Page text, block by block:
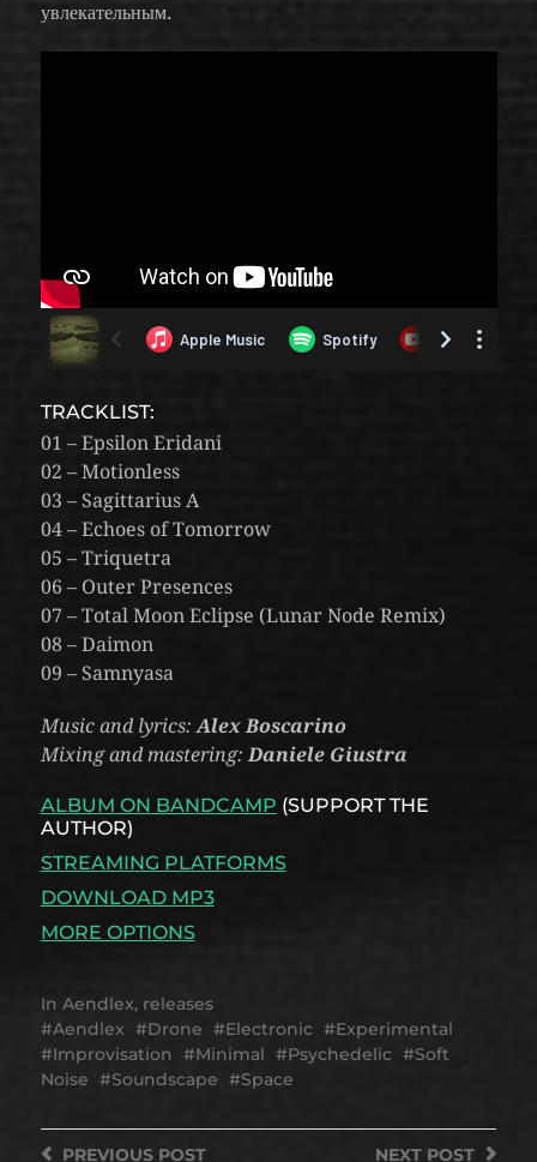
увлекательным.
TRACKLIST:
01 – Epsilon Eridani
02 – Motionless
03 – Sagittarius A
04 – Echoes of Tomorrow
05 – Triquetra
06 – Outer Presences
07 – Total Moon Eclipse (Lunar Node Remix)
08 – Daimon
09 – Samnyasa
Music and lyrics:Alex Boscarino
Mixing and mastering:Daniele Giustra
ALBUM ON BANDCAMP (SUPPORT THE
AUTHOR)
STREAMING PLATFORMS
DOWNLOAD MP3
MORE OPTIONS
In Aendlex, releases
Aendlex
Drone Electronic
Experimental
Improvisation
Minimal Psychedelic
Soft
Noise
Soundscape Space
NEXT POST
PREVIOUSPOST